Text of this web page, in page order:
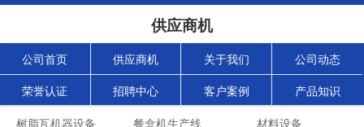
供应商机
公司首页 供应商机 关于我们 公司动态
荣誉认证 招聘中心 客户案例 产品知识
树脂瓦机器设备 餐盒机生产线 材料设备